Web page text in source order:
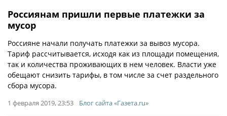
Россиянам пришли первые платежки за
мусор
Россияне начали получать платежки за вывоз мусора.
Тариф рассчитывается, исходя как из площади помещения,
так и количества проживающих в нем человек. Власти уже
обещают снизить тарифы, в том числе за счет раздельного
сбора мусора.
1 февраля 2019, 23:53 Блог сайта «Газета.ru»